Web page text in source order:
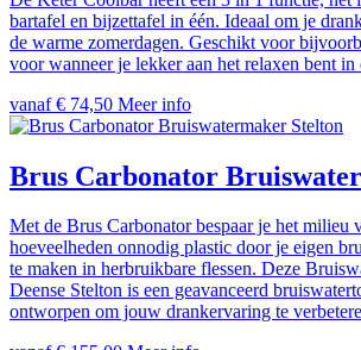
bartafel en bijzettafel in één. Ideaal om je
de warme zomerdagen. Geschikt voor
voor wanneer je lekker aan het relaxen bent in
vanaf € 74,50 Meer info
Stelton
Brus Carbonator
Met de Brus Carbonator bespaar je het milieu
hoeveelheden onnodig plastic door je eigen
te maken in herbruikbare flessen. Deze
Deense Stelton is een geavanceerd
ontworpen om jouw drankervaring te